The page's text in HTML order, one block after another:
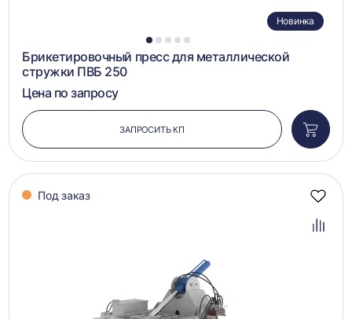
1 2 3 4 5
Новинка
Брикетировочный пресс для металлической
стружки ПВБ 250
Цена по запросу
ЗАПРОСИТЬ КП
в
Под заказ